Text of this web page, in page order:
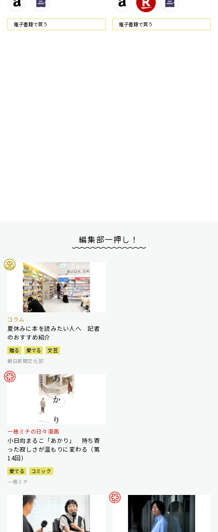
電⼦書籍で買う 電⼦書籍で買う
編集部一押し！
コラム
夏休みに本を読みたい人へ 記者
のおすすめ紹介
贈る 愛でる
文芸
朝日新聞文化部
一穂ミチの日々漫画
小日向まるこ「あかり」 持ち寄
った寂しさが温もりに変わる（第
14回）
愛でる
コミック
一穂ミチ